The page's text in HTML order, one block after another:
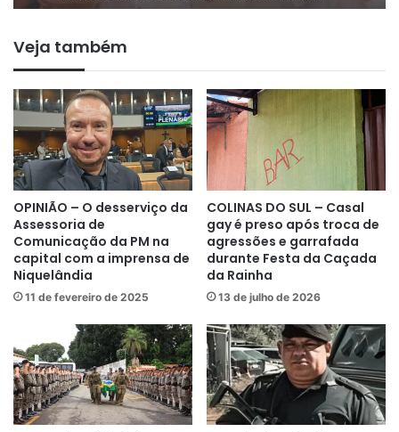
Veja também
OPINIÃO – O desserviço da
Assessoria de
Comunicação da PM na
capital com a imprensa de
Niquelândia
11 de fevereiro de 2025
COLINAS DO SUL – Casal
gay é preso após troca de
agressões e garrafada
durante Festa da Caçada
da Rainha
13 de julho de 2026